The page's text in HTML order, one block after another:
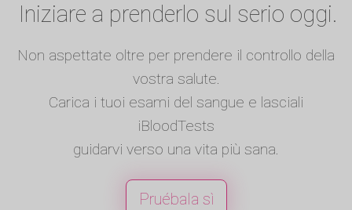
Iniziare a prenderlo sul serio oggi.
Non aspettate oltre per prendere il controllo della
vostra salute.
Carica i tuoi esami del sangue e lasciali
iBloodTests
guidarvi verso una vita più sana.
Pruébala sì